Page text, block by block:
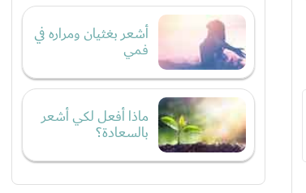
أشعر بغثيان ومراره في
فمي
ماذا أفعل لكي أشعر
بالسعادة؟